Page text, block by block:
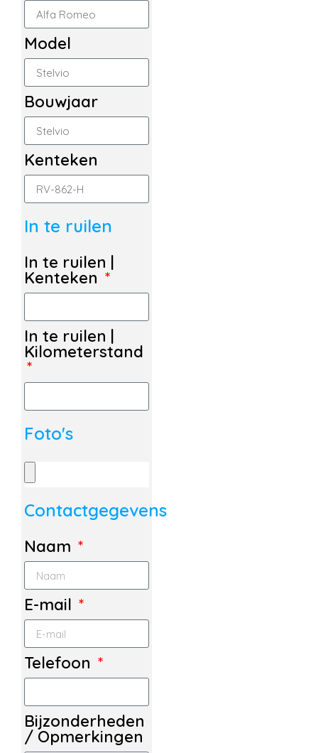
Model
Bouwjaar
Kenteken
In te ruilen
In te ruilen |
Kenteken
In te ruilen |
Kilometerstand
Foto's
Contactgegevens
Naam
E-mail
Telefoon
Bijzonderheden
/ Opmerkingen